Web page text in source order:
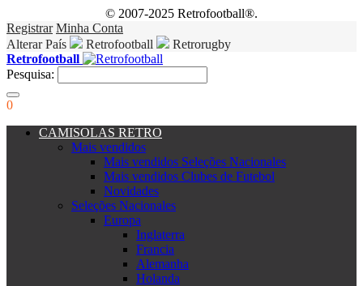
© 2007-2025 Retrofootball®.
Registrar Minha Conta
Alterar País
Retrofootball
Retrorugby
Retrofootball
Pesquisa:
0
CAMISOLAS RETRO
Mais vendidos
Mais vendidos Seleções Nacionales
Mais vendidos Clubes de Futebol
Novidades
Seleções Nacionales
Europa
Inglaterra
Francia
Alemanha
Holanda